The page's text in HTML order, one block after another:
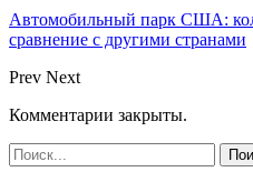
Автомобильный парк США:
сравнение с другими странами
Prev Next
Комментарии закрыты.